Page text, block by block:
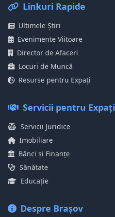
Linkuri Rapide
Ultimele Știri
Evenimente Viitoare
Director de Afaceri
Locuri de Muncă
Resurse pentru Expați
Servicii pentru Expați
Servicii Juridice
Imobiliare
Bănci și Finanțe
Sănătate
Educație
Despre Brașov